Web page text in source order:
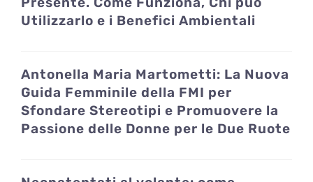
Utilizzarlo e i Benefici Ambientali
Antonella Maria Martometti: La Nuova
Guida Femminile della FMI per
Sfondare Stereotipi e Promuovere la
Passione delle Donne per le Due Ruote